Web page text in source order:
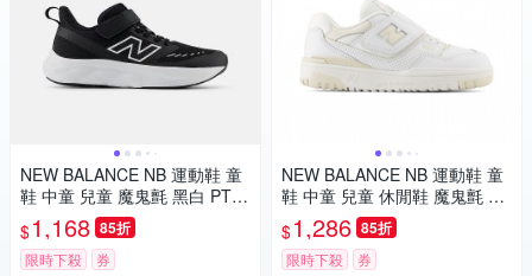
NEW BALANCE NB 運動鞋 童
鞋 中童 兒童 魔鬼氈 黑白 PT62
5BK-W楦
$1,168 85折
限時下殺 券
NEW BALANCE NB 運動鞋 童
鞋 中童 兒童 休閒鞋 魔鬼氈 奶
油白 PHB550BK-M楦
$1,286 85折
限時下殺 券